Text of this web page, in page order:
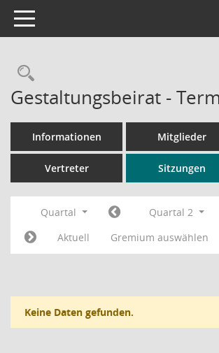
Toggle navigation
Rechercheauswahl
Gestaltungsbeirat -
Informationen Mitglieder
Vertreter Sitzungen
Quartal Quartal 2
Aktuell
Gremium auswählen
Keine Daten gefunden.